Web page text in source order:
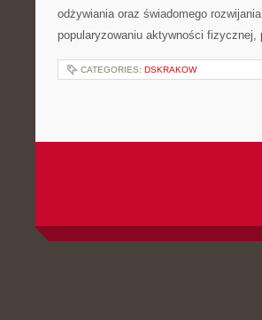
odżywiania oraz świadomego
popularyzowaniu aktywności
CATEGORIES: DSKRAKOW